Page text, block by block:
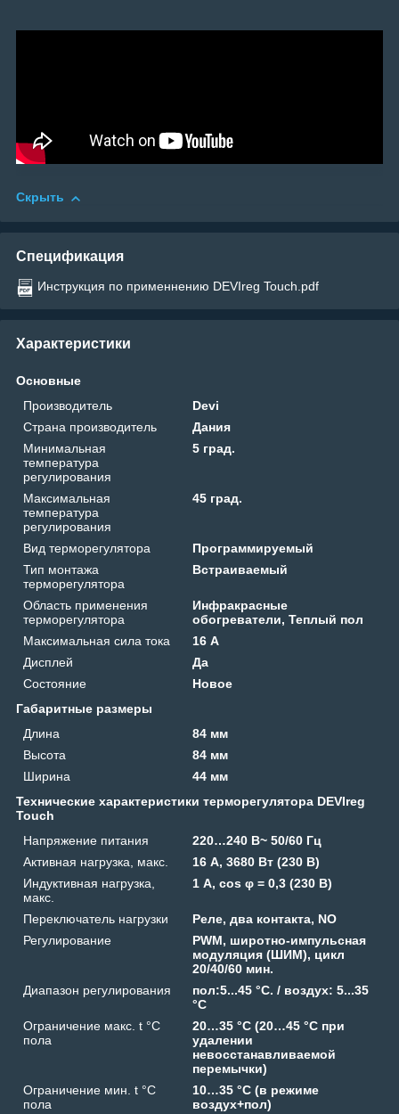
Скрыть
Спецификация
Инструкция по применнению DEVIreg Touch.pdf
Характеристики
Основные
Производитель
Devi
Страна производитель
Дания
Минимальная
температура
регулирования
5 град.
Максимальная
температура
регулирования
45 град.
Вид терморегулятора
Программируемый
Тип монтажа
терморегулятора
Встраиваемый
Область применения
терморегулятора
Инфракрасные
обогреватели, Теплый пол
Максимальная сила тока
16 А
Дисплей
Да
Состояние
Новое
Габаритные размеры
Длина
84 мм
Высота
84 мм
Ширина
44 мм
Технические характеристики терморегулятора DEVIreg
Touch
Напряжение питания
220…240 В~ 50/60 Гц
Активная нагрузка, макс.
16 А, 3680 Вт (230 В)
Индуктивная нагрузка,
макс.
1 А, cos φ = 0,3 (230 В)
Переключатель нагрузки
Реле, два контакта, NO
Регулирование
PWM, широтно-импульсная
модуляция (ШИМ), цикл
20/40/60 мин.
Диапазон регулирования
пол:5...45 °C. / воздух: 5...35
°С
Ограничение макс. t °C
пола
20…35 °C (20…45 °C при
удалении
невосстанавливаемой
перемычки)
Ограничение мин. t °C
пола
10…35 °C (в режиме
воздух+пол)